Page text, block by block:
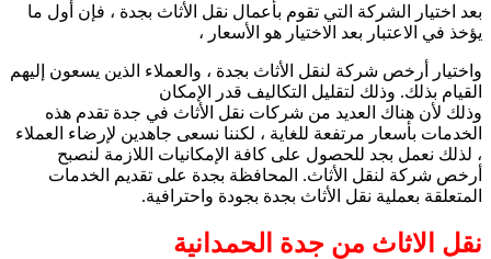
بعد اختيار الشركة التي تقوم بأعمال نقل الأثاث بجدة ، فإن أول ما
يؤخذ في الاعتبار بعد الاختيار هو الأسعار ،
واختيار أرخص شركة لنقل الأثاث بجدة ، والعملاء الذين يسعون إليهم
القيام بذلك. وذلك لتقليل التكاليف قدر الإمكان
وذلك لأن هناك العديد من شركات نقل الأثاث في جدة تقدم هذه
الخدمات بأسعار مرتفعة للغاية ، لكننا نسعى جاهدين لإرضاء العملاء
، لذلك نعمل بجد للحصول على كافة الإمكانيات اللازمة لنصبح
أرخص شركة لنقل الأثاث. المحافظة بجدة على تقديم الخدمات
المتعلقة بعملية نقل الأثاث بجدة بجودة واحترافية.
نقل الاثاث من جدة الحمدانية